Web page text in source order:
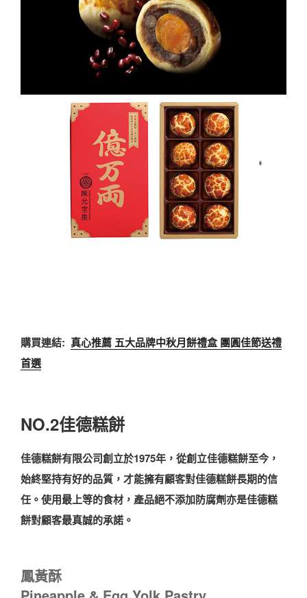
購買連結: 真心推薦 五大品牌中秋月餅禮盒 團圓佳節送禮
首選
NO.2佳德糕餅
佳德糕餅有限公司創立於1975年，從創立佳德糕餅至今，
始終堅持有好的品質，才能擁有顧客對佳德糕餅長期的信
任。使用最上等的食材，產品絕不添加防腐劑亦是佳德糕
餅對顧客最真誠的承諾。
鳳黃酥